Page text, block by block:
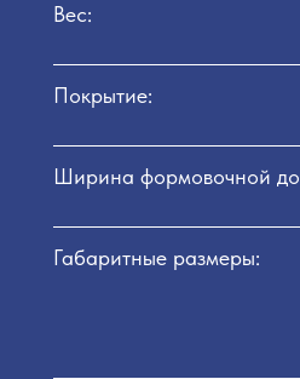
Вес:
Покрытие:
Ширина формовочной
Габаритные размеры: